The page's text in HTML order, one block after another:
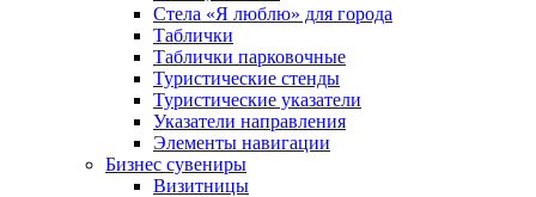
Стела «Я люблю» для города
Таблички
Таблички парковочные
Туристические стенды
Туристические указатели
Указатели направления
Элементы навигации
Бизнес сувениры
Визитницы